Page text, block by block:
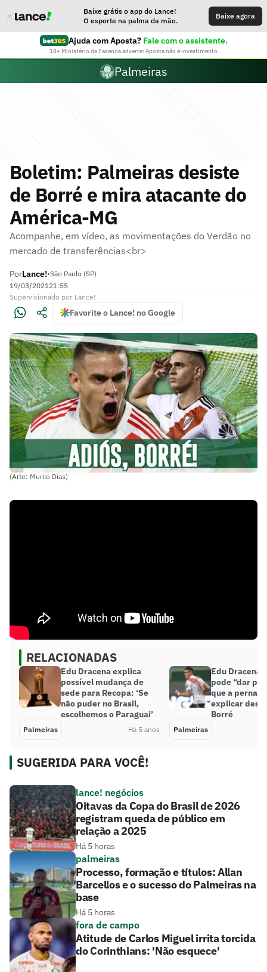
Baixe grátis o app do Lance!
O esporte na palma da mão.
Baixe agora
Ajuda com Aposta? Fale com o assistente.
18+ Ministério da Fazenda adverte: Aposta não é investimento
Palmeiras
Boletim: Palmeiras desiste
de Borré e mira atacante do
América-MG
Acompanhe, em vídeo, as movimentações do Verdão no
mercado de transferências<br>
PorLance!•São Paulo (SP)
19/03/202121:55
Supervisionado por Lance!
Favorite o Lance! no Google
(Arte: Murilo Dias)
RELACIONADAS
Edu Dracena explica
possível mudança de
sede para Recopa: ‘Se
não puder no Brasil,
escolhemos o Paraguai’
Palmeiras Há 5 anos
Edu Dracena
pode “dar
que a perna”
explicar
Borré
Palmeiras
SUGERIDA PARA VOCÊ!
lance! negócios
Oitavas da Copa do Brasil de 2026
registram queda de público em
relação a 2025
Há 5 horas
palmeiras
Processo, formação e títulos: Allan
Barcellos e o sucesso do Palmeiras na
base
Há 5 horas
fora de campo
Atitude de Carlos Miguel irrita torcida
do Corinthians: 'Não esquece'